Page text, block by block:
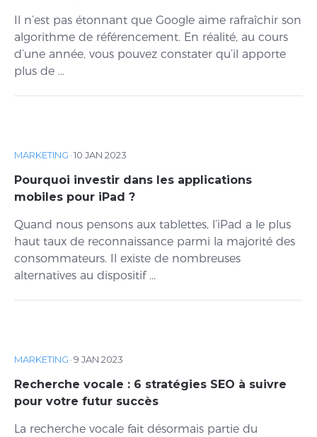
Il n’est pas étonnant que Google aime rafraîchir son
algorithme de référencement. En réalité, au cours
d’une année, vous pouvez constater qu’il apporte
plus de ...
MARKETING ·10 JAN 2023
Pourquoi investir dans les applications
mobiles pour iPad ?
Quand nous pensons aux tablettes, l’iPad a le plus
haut taux de reconnaissance parmi la majorité des
consommateurs. Il existe de nombreuses
alternatives au dispositif ...
MARKETING ·9 JAN 2023
Recherche vocale : 6 stratégies SEO à suivre
pour votre futur succès
La recherche vocale fait désormais partie du